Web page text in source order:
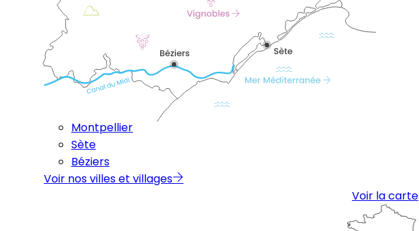
Montpellier
Sète
Béziers
Voir nos villes et villages
Voir la carte